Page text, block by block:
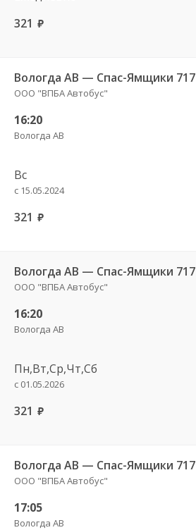
321 руб.
Вологда АВ — Спас-Ямщики 717
ООО "ВПБА Автобус"
16:20
Вологда АВ
Вс
с 15.05.2024
321 руб.
Вологда АВ — Спас-Ямщики 717
ООО "ВПБА Автобус"
16:20
Вологда АВ
Пн,Вт,Ср,Чт,Сб
с 01.05.2026
321 руб.
Вологда АВ — Спас-Ямщики 717
ООО "ВПБА Автобус"
17:05
Вологда АВ